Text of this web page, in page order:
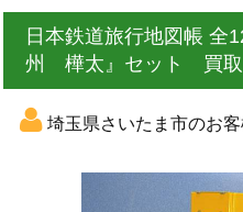
日本鉄道旅行地図帳
州 樺太』セット 買
埼玉県さいたま市のお客